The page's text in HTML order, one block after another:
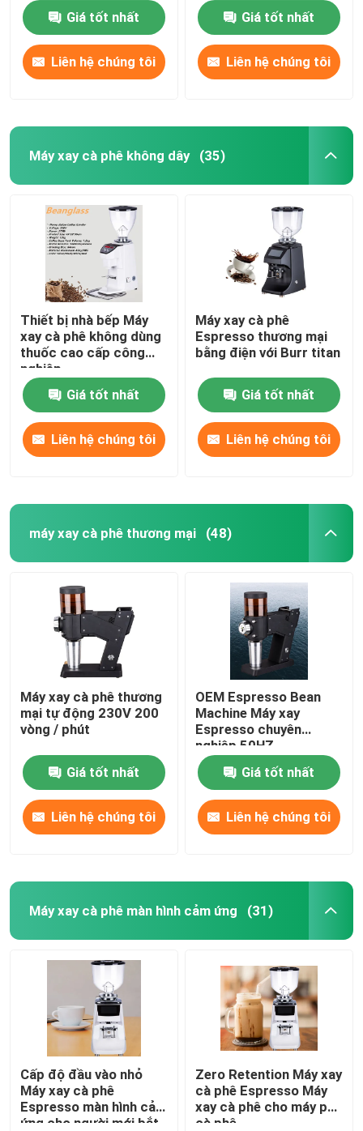
Giá tốt nhất
Liên hệ chúng tôi
Giá tốt nhất
Liên hệ chúng tôi
Máy xay cà phê không dây (35)
Thiết bị nhà bếp Máy
xay cà phê không dùng
thuốc cao cấp công
nghiệp
Giá tốt nhất
Liên hệ chúng tôi
Máy xay cà phê
Espresso thương mại
bằng điện với Burr titan
Giá tốt nhất
Liên hệ chúng tôi
máy xay cà phê thương mại (48)
Máy xay cà phê thương
mại tự động 230V 200
vòng / phút
Giá tốt nhất
Liên hệ chúng tôi
OEM Espresso Bean
Machine Máy xay
Espresso chuyên
nghiệp 50HZ
Giá tốt nhất
Liên hệ chúng tôi
Máy xay cà phê màn hình cảm ứng (31)
Cấp độ đầu vào nhỏ
Máy xay cà phê
Espresso màn hình cảm
ứng cho người mới bắt
Zero Retention Máy xay
cà phê Espresso Máy
xay cà phê cho máy pha
cà phê